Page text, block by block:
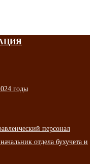
годы
персонал
отдела бухучета и